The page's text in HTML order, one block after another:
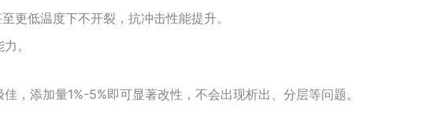
低温度下不开裂，抗冲击性能提升。
。
，添加量1%-5%即可显著改性，不会出现析出、分层等问题。